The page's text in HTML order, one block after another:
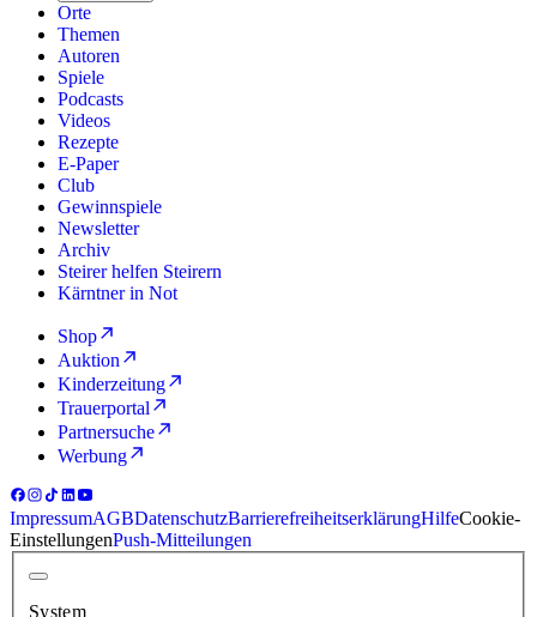
Orte
Themen
Autoren
Spiele
Podcasts
Videos
Rezepte
E-Paper
Club
Gewinnspiele
Newsletter
Archiv
Steirer helfen Steirern
Kärntner in Not
Shop
Auktion
Kinderzeitung
Trauerportal
Partnersuche
Werbung
ImpressumAGBDatenschutzBarrierefreiheitserklärungHilfeCookie-
EinstellungenPush-Mitteilungen
System